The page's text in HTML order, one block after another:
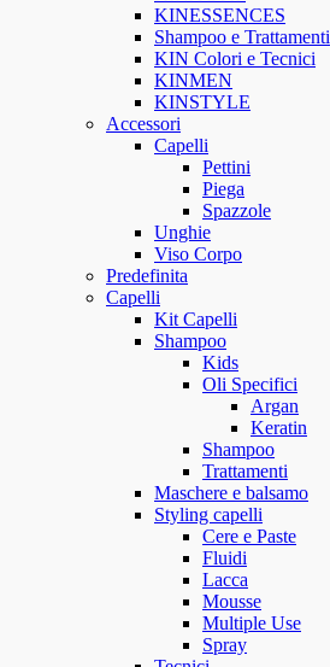
KINESSENCES
Shampoo e Trattamenti
KIN Colori e Tecnici
KINMEN
KINSTYLE
Accessori
Capelli
Pettini
Piega
Spazzole
Unghie
Viso Corpo
Predefinita
Capelli
Kit Capelli
Shampoo
Kids
Oli Specifici
Argan
Keratin
Shampoo
Trattamenti
Maschere e balsamo
Styling capelli
Cere e Paste
Fluidi
Lacca
Mousse
Multiple Use
Spray